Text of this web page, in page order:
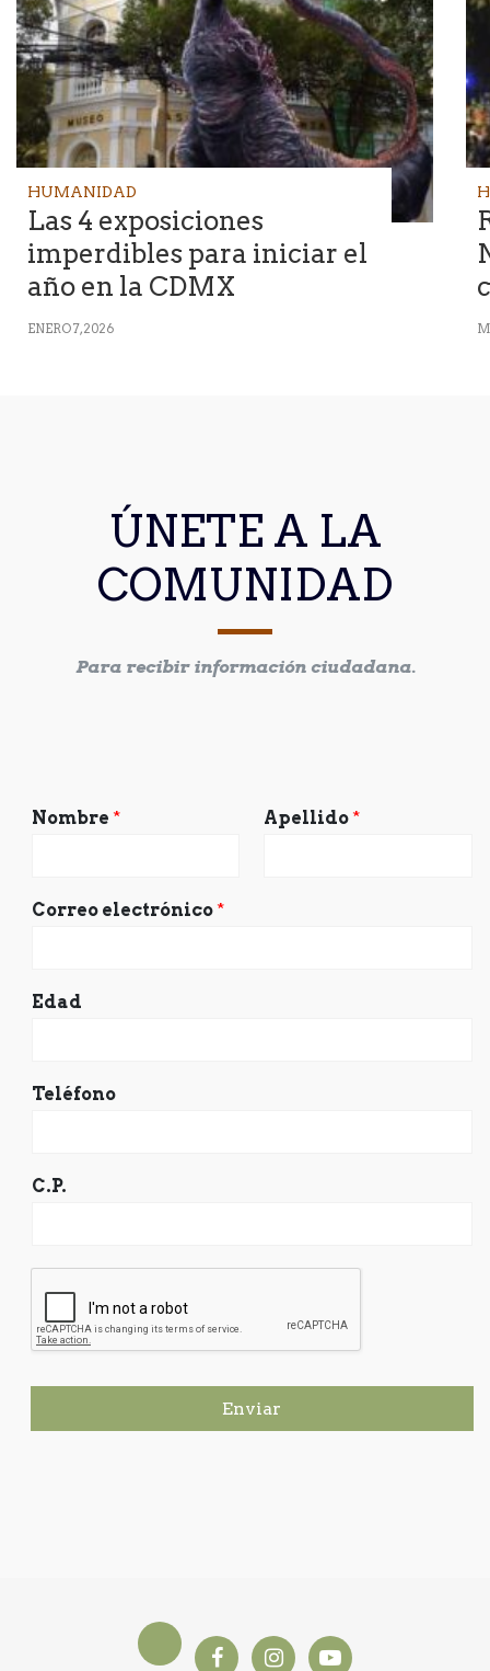
HUMANIDAD
Las 4 exposiciones
imperdibles para iniciar el
año en la CDMX
ENERO 7, 2026
ÚNETE A LA
COMUNIDAD
Para recibir información ciudadana.
Nombre * Apellido *
Correo electrónico *
Edad
Teléfono
C.P.
Enviar